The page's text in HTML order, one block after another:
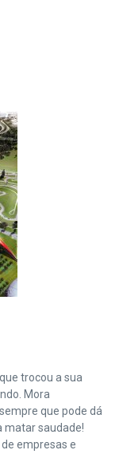
trocou a sua
Mora
que pode dá
matar saudade!
empresas e